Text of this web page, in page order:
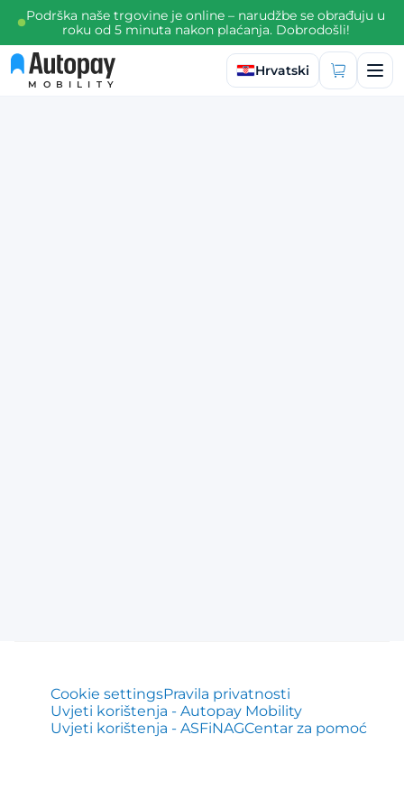
Podrška naše trgovine je online – narudžbe se obrađuju u
roku od 5 minuta nakon plaćanja. Dobrodošli!
MOBILITY
Odaberite jezik
Hrvatski
Cookie settingsPravila privatnosti
Uvjeti korištenja - Autopay Mobility
Uvjeti korištenja - ASFiNAGCentar za pomoć